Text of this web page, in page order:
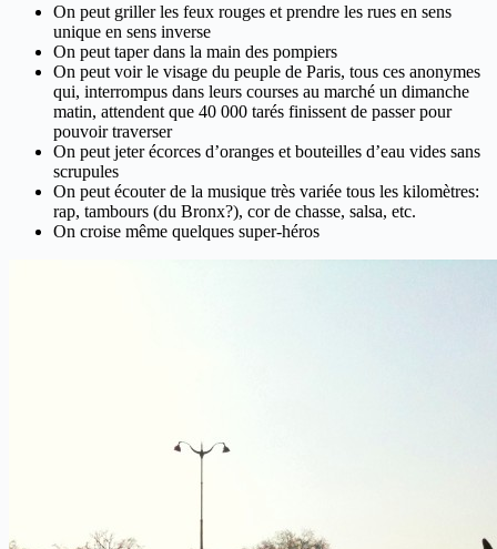
On peut griller les feux rouges et prendre les rues en sens
unique en sens inverse
On peut taper dans la main des pompiers
On peut voir le visage du peuple de Paris, tous ces anonymes
qui, interrompus dans leurs courses au marché un dimanche
matin, attendent que 40 000 tarés finissent de passer pour
pouvoir traverser
On peut jeter écorces d’oranges et bouteilles d’eau vides sans
scrupules
On peut écouter de la musique très variée tous les kilomètres:
rap, tambours (du Bronx?), cor de chasse, salsa, etc.
On croise même quelques super-héros